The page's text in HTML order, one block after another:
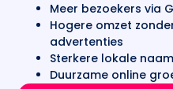
Meer bezoekers via
Hogere omzet
advertenties
Sterkere lokale
Duurzame online